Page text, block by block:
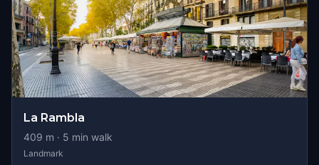
La Rambla
409 m · 5 min walk
Landmark